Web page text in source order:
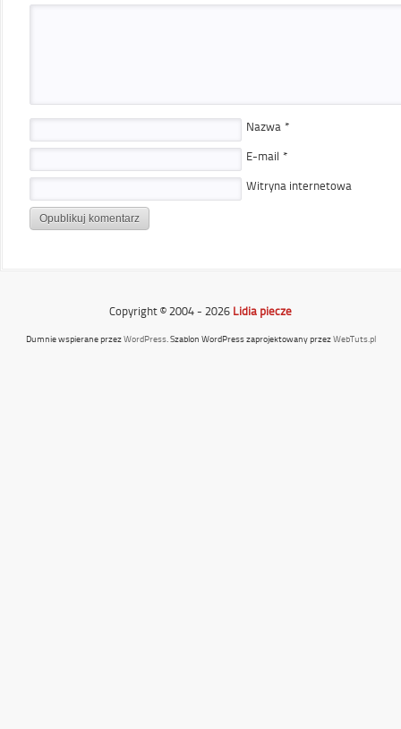
Nazwa *
E-mail *
Witryna internetowa
Copyright © 2004 - 2026 Lidia piecze
Dumnie wspierane przezWordPress. Szablon WordPress zaprojektowany przezWebTuts.pl